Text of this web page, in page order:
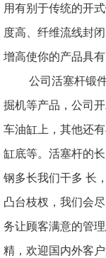
用有别于传统的开
度高、纤维流线封
增高使你的产品具有
公司活塞杆锻
掘机等产品，公司
车油缸上，其他还
缸底等。活塞杆的
钢多长我们干多 长
凸台枝杈，我们会
务让顾客满意的管
精，欢迎国内外客户